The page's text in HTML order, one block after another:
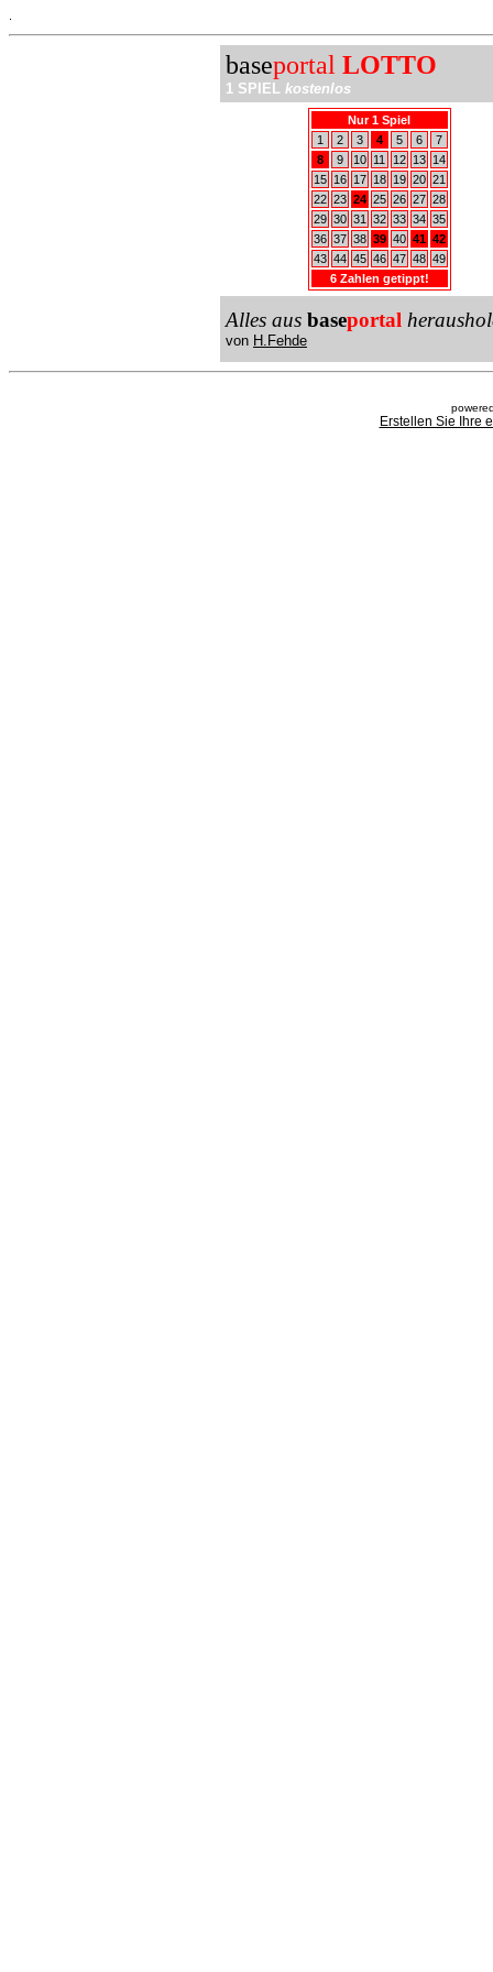
baseportal LOTTO
1 SPIEL kostenlos
Nur 1 Spiel
1
2 3 4 5 6
7
8
9 10 11 12 13
14
15
16 17 18 19 20 21
22 23 24 25 26 27 28
29 30 31 32 33 34 35
36 37 38 39 40 41 42
43 44 45 46 47 48 49
6 Zahlen getippt!
Alles aus baseportal
von H.Fehde
Erstellen Sie Ihre